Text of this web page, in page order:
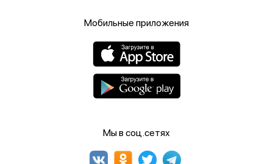
Мобильные приложения
Мы в соц.сетях